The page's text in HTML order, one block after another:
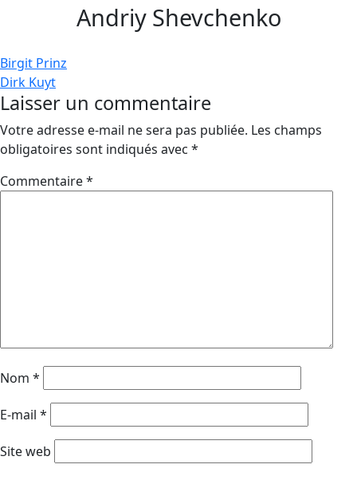
Andriy Shevchenko
Navigation
de
l’article
Birgit Prinz
Dirk Kuyt
Laisser un commentaire
Votre adresse e-mail ne sera pas publiée. Les champs
obligatoires sont indiqués avec *
Commentaire*
Nom *
E-mail *
Site web